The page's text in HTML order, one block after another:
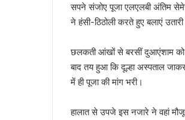
सपने संजोए पूजा एलएलबी अंतिम
ने हंसी-ठिठोली करते हुए बलाएं
छलकती आंखों से बरसीं दुआएंशाम को
बाद तय हुआ कि दूल्हा अस्पताल
में ही पूजा की मांग भरी।
हालात से उपजे इस नजारे ने वहां